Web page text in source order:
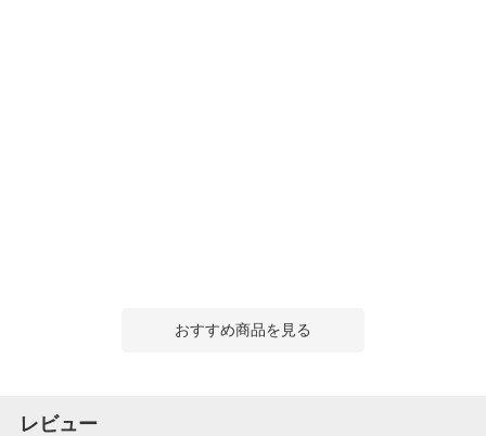
おすすめ商品を見る
レビュー